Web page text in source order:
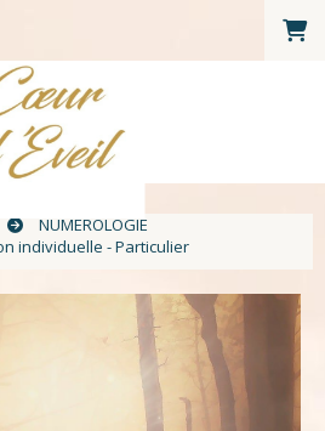
NUMÉROLOGIE
individuelle - Particulier